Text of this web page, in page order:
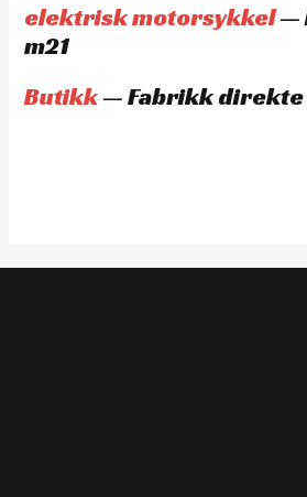
elektrisk motorsykkel—
m21
Butikk— Fabrikk direkte